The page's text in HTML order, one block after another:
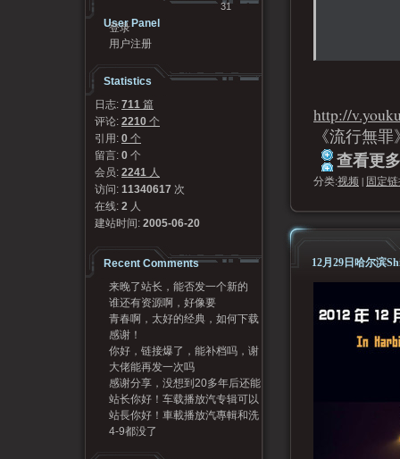
http://
《流行無
查看更
分类:视频| 固定
12月29日哈尔滨
31
1
User Panel
登录
用户注册
Statistics
日志: 711 篇
评论: 2210 个
引用: 0 个
留言: 0 个
会员: 2241 人
访问: 11340617 次
在线: 2 人
建站时间: 2005-06-20
Recent Comments
来晚了站长，能否发一个新的
码？
谁还有资源啊，好像要
青春啊，太好的经典，如何下载
呢
感谢！
你好，链接爆了，能补档吗，谢
谢
大佬能再发一次吗
感谢分享，没想到20多年后还能
听到，谢谢[Good...
站长你好！车载播放汽专辑可以
发我一份吗？95720...
站長你好！車載播放汽專輯和洗
牌專輯可以發我一份嗎？...
4-9都没了